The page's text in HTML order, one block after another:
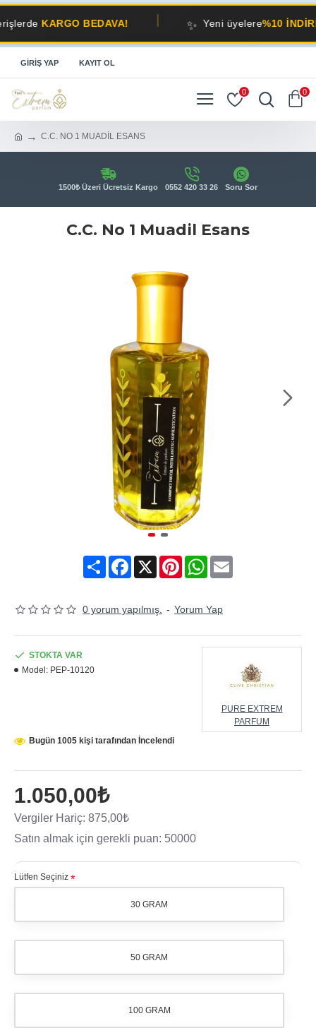
KARGO BEDAVA! Yeni üyelere %10 İNDİRİM!
GIRIŞ YAP KAYIT OL
0 0
C.C. NO 1 MUADİL ESANS
1500₺ Üzeri Ücretsiz Kargo 0552 420 33 26 Soru Sor
C.C. No 1 Muadil Esans
ShareFacebook
X PinterestWhatsApp
Email
0 yorum yapılmış. - Yorum Yap
1.050,00₺
Vergiler Hariç: 875,00₺
Satın almak için gerekli puan: 50000
STOKTA VAR
Model: PEP-10120
PURE EXTREM
PARFUM
Bugün 1005 kişi tarafından İncelendi
Lütfen Seçiniz
30 GRAM
50 GRAM
100 GRAM